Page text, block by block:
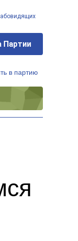
Партии
в партию